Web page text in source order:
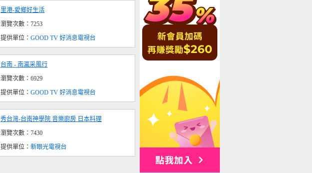
里港-愛鄉好生活
瀏覽次數：7253
提供單位： GOOD TV 好消息電視台
台南 - 南瀛采風行
瀏覽次數：6929
提供單位： GOOD TV 好消息電視台
秀台灣-台南神學院 音樂廚房 日本料理
瀏覽次數：7430
提供單位： 新眼光電視台